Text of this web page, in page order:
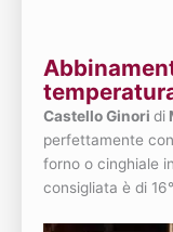
Castello Ginori di
perfettamente
forno o cinghiale
consigliata è di